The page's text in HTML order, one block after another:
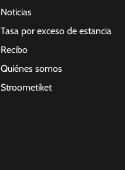
Noticias
Tasa por exceso de estancia
Recibo
Quiénes somos
Stroometiket